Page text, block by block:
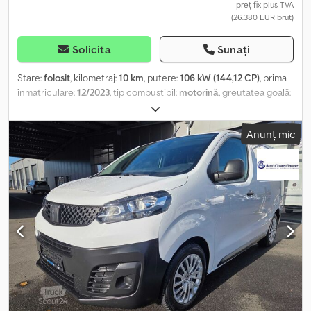
preț fix plus TVA
(26.380 EUR brut)
Solicita Sunați
Stare:folosit, kilometraj:10 km, putere:106 kW (144,12 CP), prima
înmatriculare:12/2023, tip combustibil: motorină, greutatea goală:
, următoarea inspecție (TÜV):
motorină, eficiență energetică:B, Emisii de CO₂:199 g/km,
consum de combustibil (urban):
8,5 l/100 km, consum de
combustibil (extraurban): 6,6 l/100 km, consum de combustibil
(combinat):7,6 l/100 km, culoare: alb, tip de angrenaj: mecanic,
clasă de emisii:Euro 6, număr de locuri:3, Dotări:ABS, aer
condiționat, airbag, computer de bord, filtru de particule, pilot
automat de viteză, program electronic de stabilitate (ESP),
sistem de imobilizare, închidere centralizată
, Airbag pentru
pasager, oglinzi exterioare încălzite, servodirecție, anvelope de
iarnă, geamuri electrice, coloană de direcție reglabilă, asistență la
parcare (PDC) cu senzori spate, banchetă dublă pentru pasager,
perete despărțitor fără geam, podea de marfă din lemn, panouri
laterale pentru compartimentul de încărcare, lumini de zi LED,
Anunț mic